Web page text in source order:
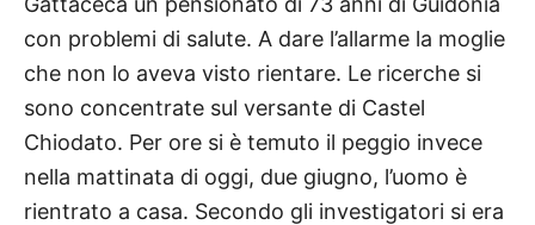
con problemi di salute. A dare l’allarme la moglie
che non lo aveva visto rientare. Le ricerche si
sono concentrate sul versante di Castel
Chiodato. Per ore si è temuto il peggio invece
nella mattinata di oggi, due giugno, l’uomo è
rientrato a casa. Secondo gli investigatori si era